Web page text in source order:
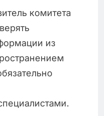
комитета
из